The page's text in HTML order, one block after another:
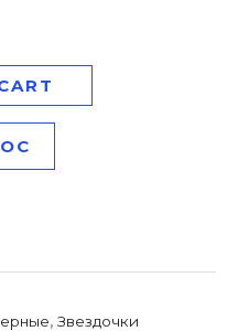
, Звездочки